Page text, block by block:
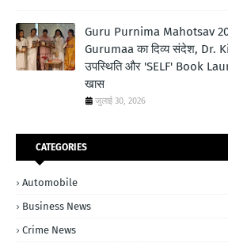
Guru Purnima Mahotsav
Gurumaa का दिव्य संदेश, Dr.
उपस्थिति और 'SELF' Book
खास
जुलाई 30, 2026
CATEGORIES
Automobile
Business News
Crime News